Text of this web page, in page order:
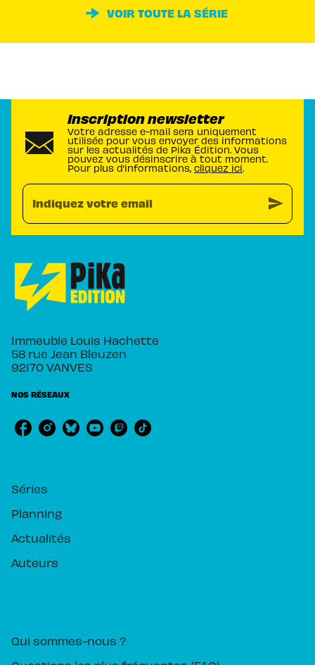
VOIR TOUTE LA SÉRIE
Inscription newsletter
Votre adresse e-mail sera uniquement
utilisée pour vous envoyer des informations
sur les actualités de Pika Édition. Vous
pouvez vous désinscrire à tout moment.
Pour plus d’informations, cliquez ici.
Indiquez votre email send
Immeuble Louis Hachette
58 rue Jean Bleuzen
92170 VANVES
NOS RÉSEAUX
Séries
Planning
Actualités
Auteurs
Qui sommes-nous ?